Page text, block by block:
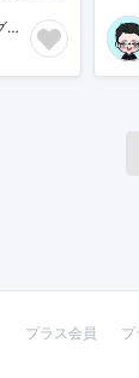
みらい@運動/ダイエット/ファスティング/マインドセット
プラス会員 プ